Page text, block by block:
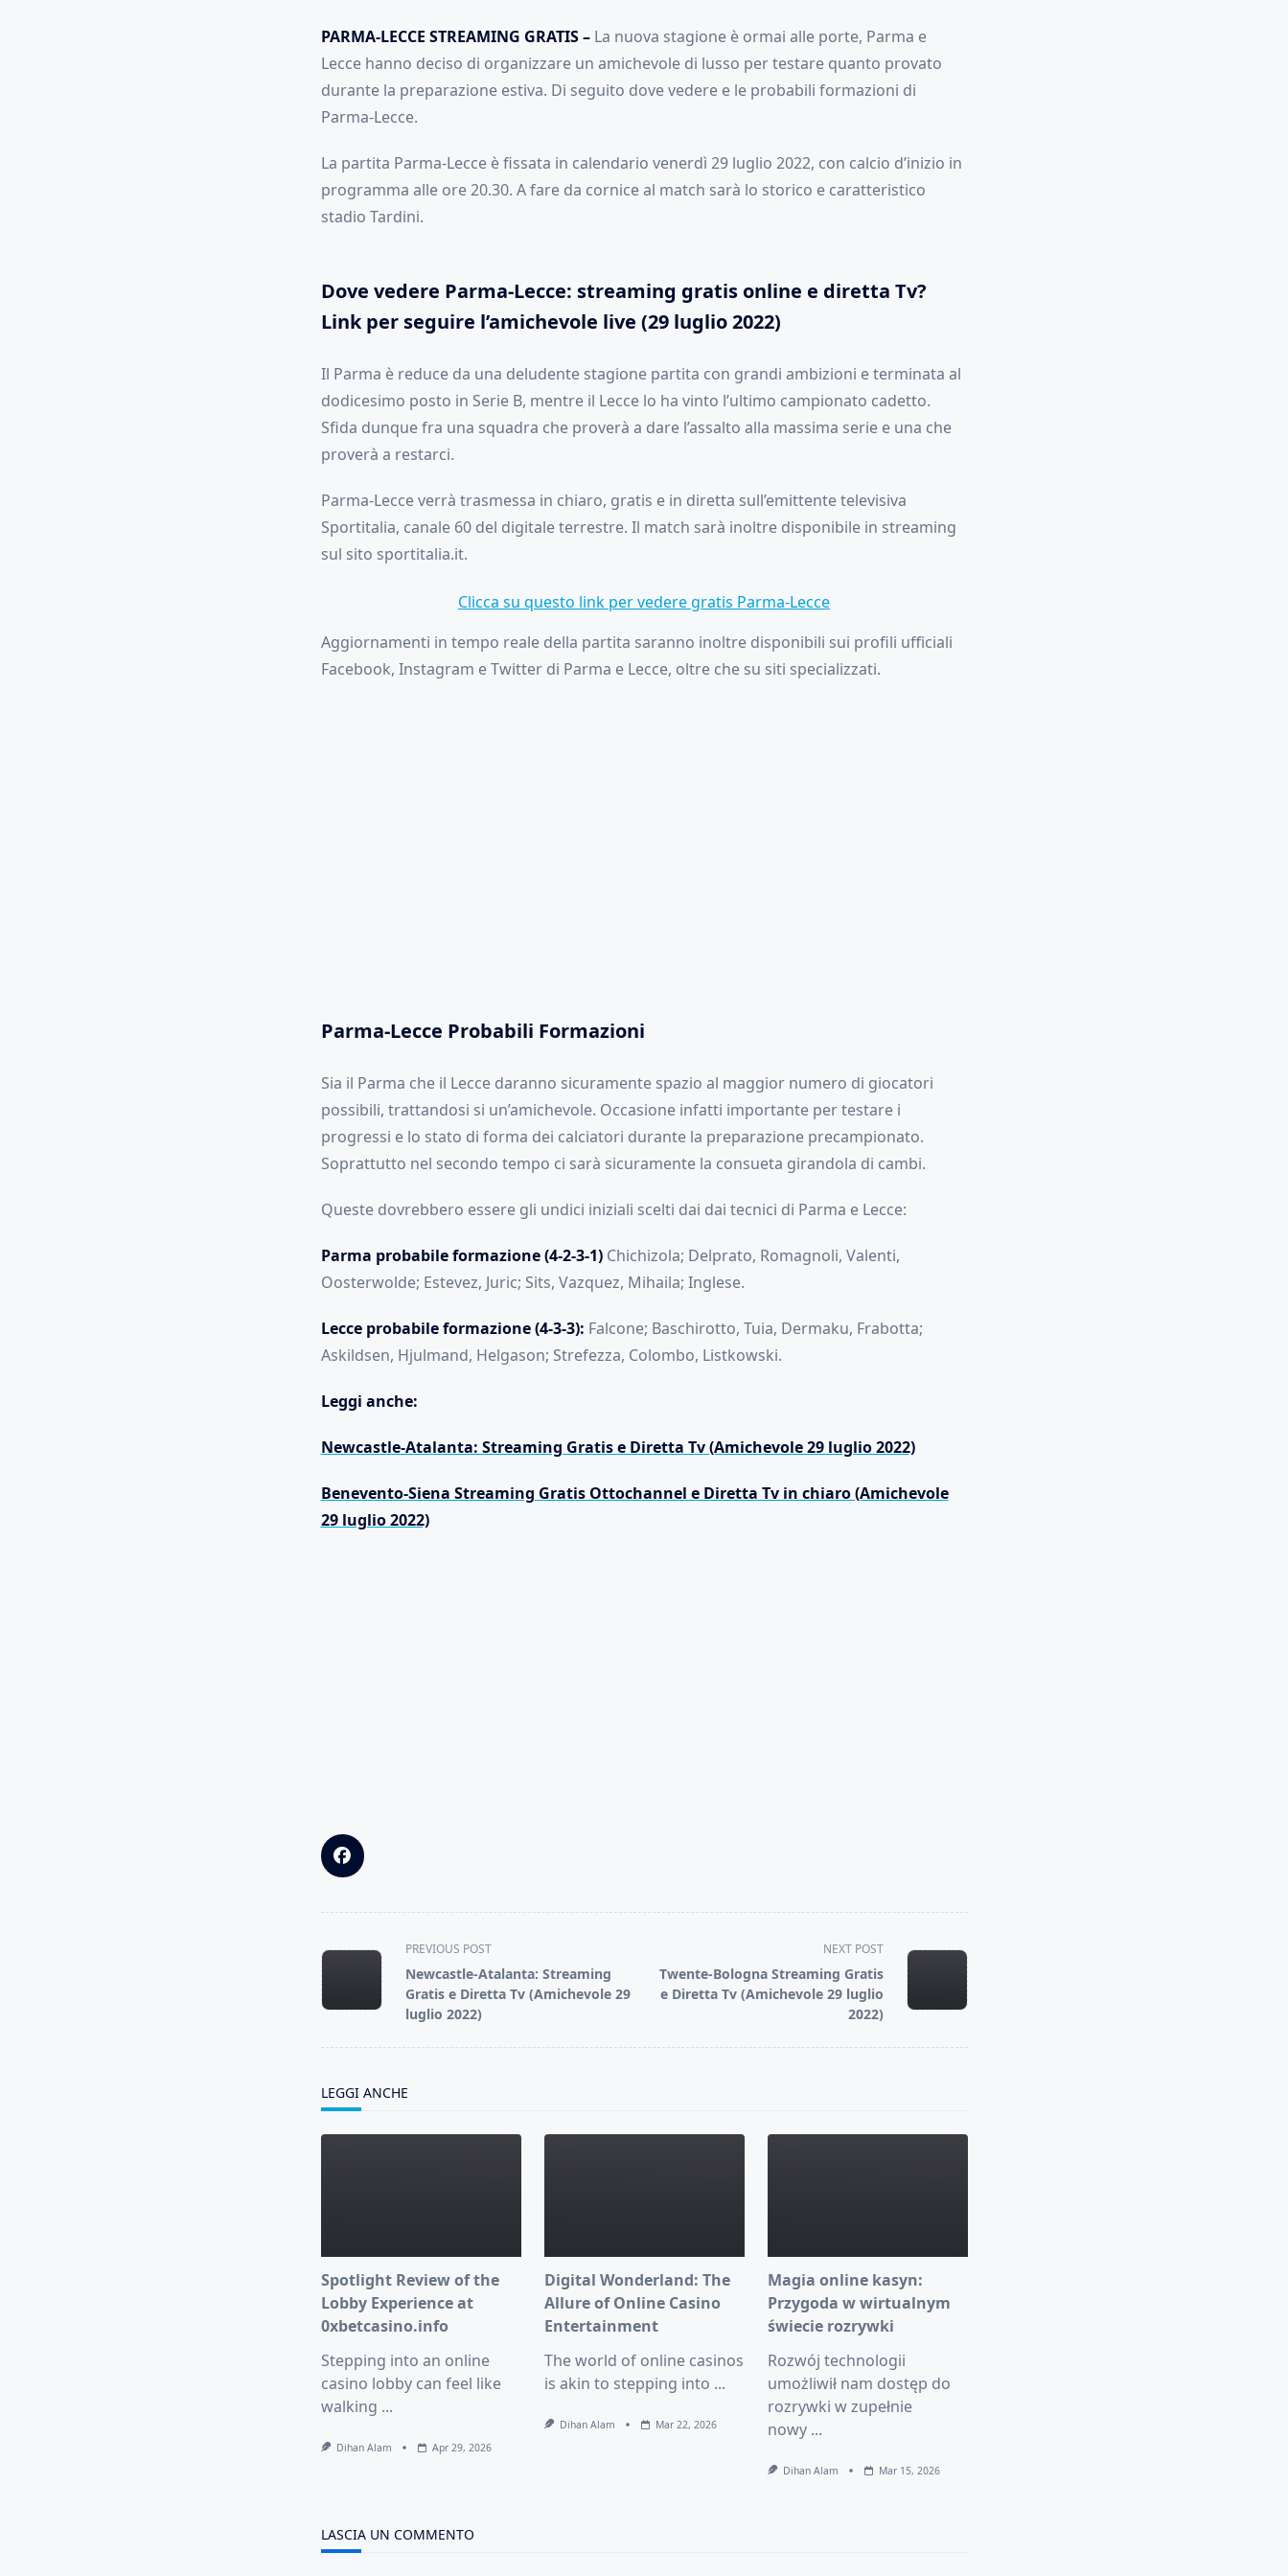
PARMA-LECCE STREAMING GRATIS –La nuova stagione è ormai alle porte, Parma e
Lecce hanno deciso di organizzare un amichevole di lusso per testare quanto provato
durante la preparazione estiva. Di seguito dove vedere e le probabili formazioni di
Parma-Lecce.
La partita Parma-Lecce è fissata in calendario venerdì 29 luglio 2022, con calcio d’inizio in
programma alle ore 20.30. A fare da cornice al match sarà lo storico e caratteristico
stadio Tardini.
Dove vedere Parma-Lecce: streaming gratis online e diretta Tv?
Link per seguire l’amichevole live (29 luglio 2022)
Il Parma è reduce da una deludente stagione partita con grandi ambizioni e terminata al
dodicesimo posto in Serie B, mentre il Lecce lo ha vinto l’ultimo campionato cadetto.
Sfida dunque fra una squadra che proverà a dare l’assalto alla massima serie e una che
proverà a restarci.
Parma-Lecce verrà trasmessa in chiaro, gratis e in diretta sull’emittente televisiva
Sportitalia, canale 60 del digitale terrestre. Il match sarà inoltre disponibile in streaming
sul sito sportitalia.it.
Clicca su questo link per vedere gratis Parma-Lecce
Aggiornamenti in tempo reale della partita saranno inoltre disponibili sui profili ufficiali
Facebook, Instagram e Twitter di Parma e Lecce, oltre che su siti specializzati.
Parma-Lecce Probabili Formazioni
Sia il Parma che il Lecce daranno sicuramente spazio al maggior numero di giocatori
possibili, trattandosi si un’amichevole. Occasione infatti importante per testare i
progressi e lo stato di forma dei calciatori durante la preparazione precampionato.
Soprattutto nel secondo tempo ci sarà sicuramente la consueta girandola di cambi.
Queste dovrebbero essere gli undici iniziali scelti dai dai tecnici di Parma e Lecce:
Parma probabile formazione (4-2-3-1) Chichizola; Delprato, Romagnoli, Valenti,
Oosterwolde; Estevez, Juric; Sits, Vazquez, Mihaila; Inglese.
Lecceprobabile formazione (4-3-3): Falcone; Baschirotto, Tuia, Dermaku, Frabotta;
Askildsen, Hjulmand, Helgason; Strefezza, Colombo, Listkowski.
Leggi anche:
Newcastle-Atalanta: Streaming Gratis e Diretta Tv (Amichevole 29 luglio 2022)
Benevento-Siena Streaming Gratis Ottochannel e Diretta Tv in chiaro (Amichevole
29 luglio 2022)
<span
class="nav-
subtitle
screen-
PREVIOUS POST
Newcastle-Atalanta: Streaming
Gratis e Diretta Tv (Amichevole 29
luglio 2022)
NEXT POST
Twente-Bologna Streaming Gratis
e Diretta Tv (Amichevole 29 luglio
2022)
LEGGI ANCHE
Spotlight Review of the
Lobby Experience at
0xbetcasino.info
Stepping into an online
casino lobby can feel like
walking ...
Dihan Alam Apr 29, 2026
Digital Wonderland: The
Allure of Online Casino
Entertainment
The world of online casinos
is akin to stepping into ...
Dihan Alam Mar 22, 2026
Magia online kasyn:
Przygoda w wirtualnym
świecie rozrywki
Rozwój technologii
umożliwił nam dostęp do
rozrywki w zupełnie
nowy ...
Dihan Alam Mar 15, 2026
LASCIA UN COMMENTO